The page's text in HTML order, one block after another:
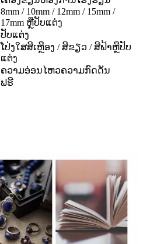
8mm / 10mm / 12mm / 15mm /
17mm ຫຼືປັບແຕ່ງ
ປັບແຕ່ງ
ໂປ່ງໃສສີເຫຼືອງ / ສີຂຽວ / ສີຟ້າຫຼືປັບ
ແຕ່ງ
ຄວາມອ່ອນໄຫວຄວາມກົດດັນ
ຟຣີ